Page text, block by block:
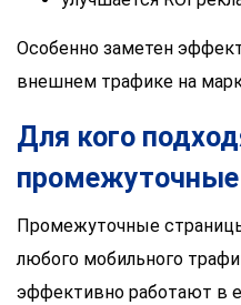
Особенно заметен
внешнем трафике на
Для кого
Промежуточные
любого мобильного
эффективно работают в